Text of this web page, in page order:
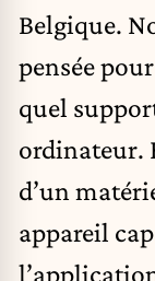
Belgique.
pensée
quel
ordinateur.
d’un
appareil